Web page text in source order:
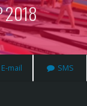
2018
E-mail SMS